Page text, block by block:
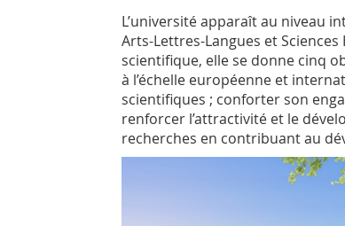
L’université apparaît au niveau
Arts-Lettres-Langues et
scientifique, elle se donne cinq
à l’échelle européenne et
scientifiques ; conforter son
renforcer l’attractivité et le
recherches en contribuant au